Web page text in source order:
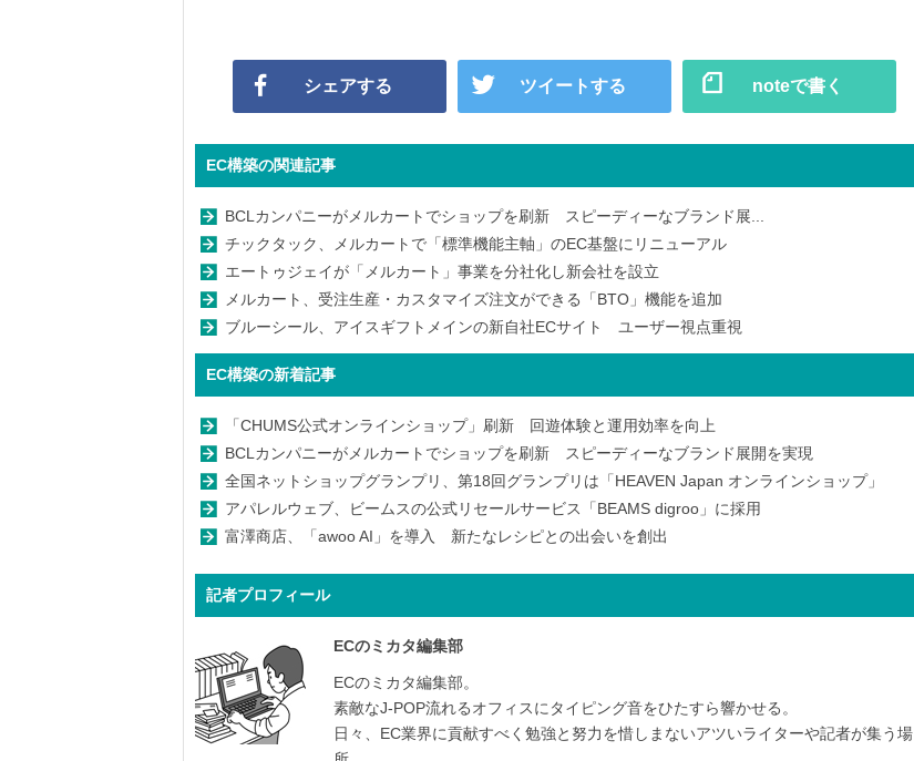
シェアする ツイートする noteで書く
EC構築の関連記事
BCLカンパニーがメルカートでショップを刷新 スピーディーなブランド展...
チックタック、メルカートで「標準機能主軸」のEC基盤にリニューアル
エートゥジェイが「メルカート」事業を分社化し新会社を設立
メルカート、受注生産・カスタマイズ注文ができる「BTO」機能を追加
ブルーシール、アイスギフトメインの新自社ECサイト ユーザー視点重視
EC構築の新着記事
「CHUMS公式オンラインショップ」刷新 回遊体験と運用効率を向上
BCLカンパニーがメルカートでショップを刷新 スピーディーなブランド展開を実現
全国ネットショップグランプリ、第18回グランプリは「HEAVEN Japan オンラインショップ」
アパレルウェブ、ビームスの公式リセールサービス「BEAMS digroo」に採用
富澤商店、「awoo AI」を導入 新たなレシピとの出会いを創出
記者プロフィール
ECのミカタ編集部
ECのミカタ編集部。
素敵なJ-POP流れるオフィスにタイピング音をひたすら響かせる。
日々、EC業界に貢献すべく勉強と努力を惜しまないアツいライターや記者が集う場